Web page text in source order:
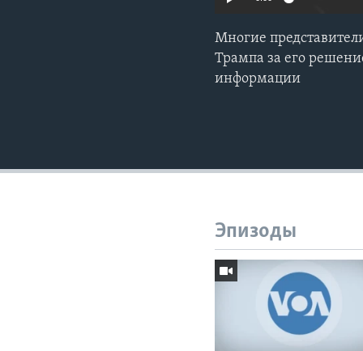
Многие
Трампа за его
информации
Эпизоды